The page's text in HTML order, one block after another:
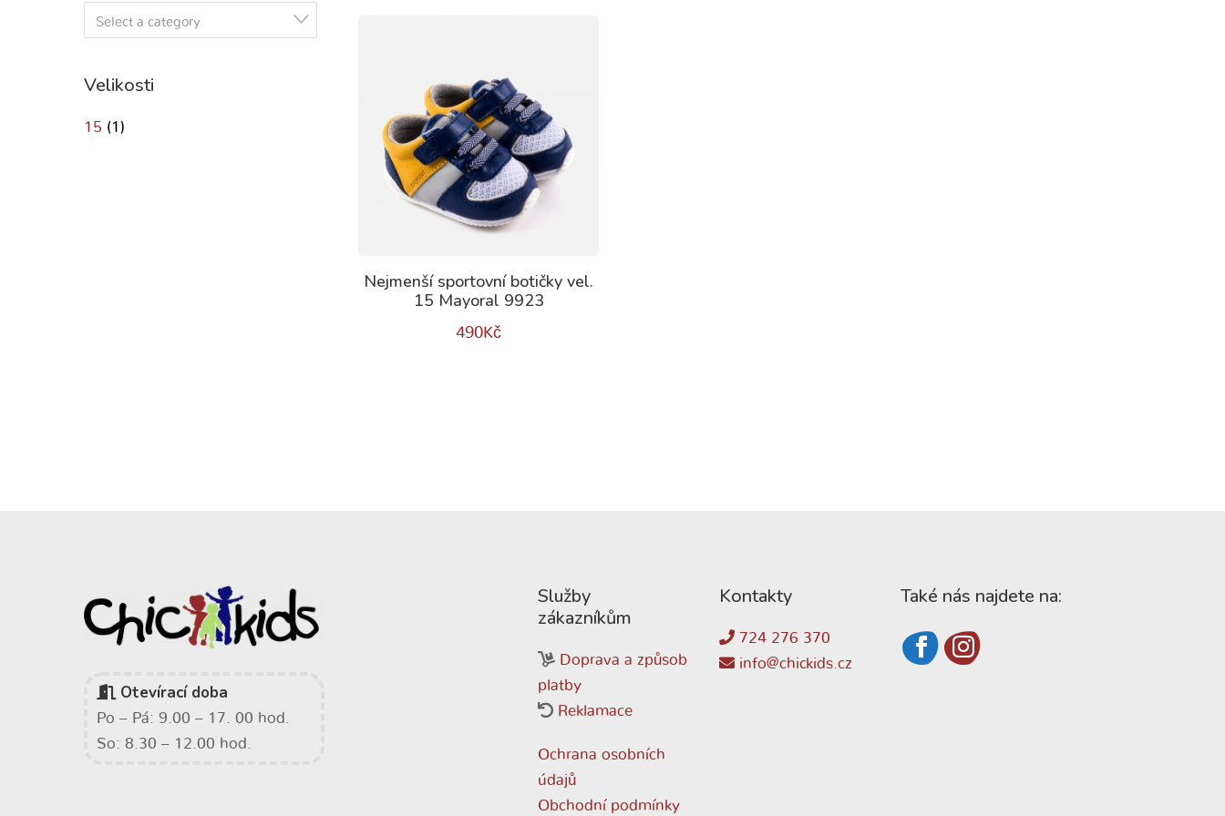
Select a category
Velikosti
15 (1)
Nejmenší sportovní botičky vel.
15 Mayoral 9923
490Kč
Otevírací doba
Po – Pá: 9.00 – 17. 00 hod.
So: 8.30 – 12.00 hod.
Služby
zákazníkům
Doprava a způsob
platby
Reklamace
Ochrana osobních
údajů
Obchodní podmínky
Kontakty
724 276 370
info@chickids.cz
Také nás najdete na: